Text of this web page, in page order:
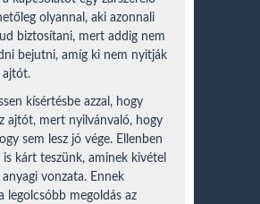
olyannal, aki azonnali
biztosítani, mert addig nem
bejutni, amíg ki nem nyitják
ajtót.
kísértésbe azzal, hogy
ajtót, mert nyilvánvaló, hogy
sem lesz jó vége. Ellenben
kárt teszünk, aminek kivétel
anyagi vonzata. Ennek
legolcsóbb megoldás az